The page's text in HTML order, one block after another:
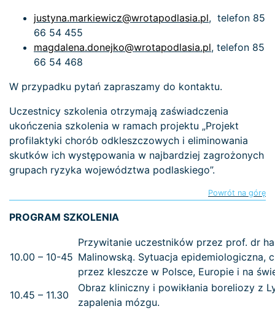
justyna.markiewicz@wrotapodlasia.pl, telefon 85
66 54 455
magdalena.donejko@wrotapodlasia.pl, telefon 85
66 54 468
W przypadku pytań zapraszamy do kontaktu.
Uczestnicy szkolenia otrzymają zaświadczenia
ukończenia szkolenia w ramach projektu „Projekt
profilaktyki chorób odkleszczowych i eliminowania
skutków ich występowania w najbardziej zagrożonych
grupach ryzyka województwa podlaskiego”.
Powrót na górę
PROGRAM SZKOLENIA
10.00 – 10-45
Przywitanie uczestników przez prof. dr
Malinowską. Sytuacja epidemiologiczna,
przez kleszcze w Polsce, Europie i na
10.45 – 11.30
Obraz kliniczny i powikłania boreliozy z
zapalenia mózgu.